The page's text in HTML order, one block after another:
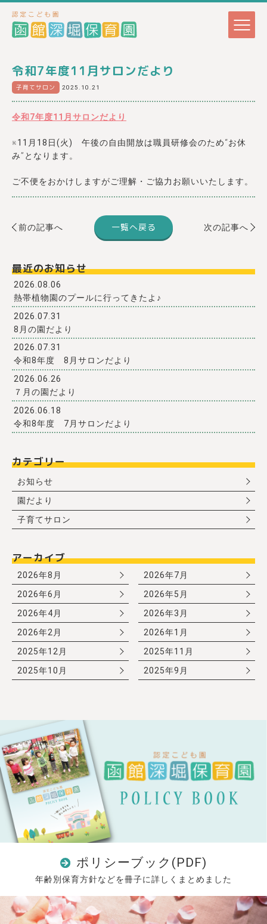
令和7年度11月サロンだより
子育てサロン 2025.10.21
令和7年度11月サロンだより
※11月18日(火) 午後の自由開放は職員研修会のため“お休
み”となります。
ご不便をおかけしますがご理解・ご協力お願いいたします。
前の記事へ 一覧へ戻る 次の記事へ
最近のお知らせ
2026.08.06
熱帯植物園のプールに行ってきたよ♪
2026.07.31
8月の園だより
2026.07.31
令和8年度 8月サロンだより
2026.06.26
７月の園だより
2026.06.18
令和8年度 7月サロンだより
カテゴリー
お知らせ
園だより
子育てサロン
アーカイブ
2026年8月
2026年7月
2026年6月
2026年5月
2026年4月
2026年3月
2026年2月
2026年1月
2025年12月
2025年11月
2025年10月
2025年9月
ポリシーブック(PDF)
年齢別保育方針などを冊子に詳しくまとめました